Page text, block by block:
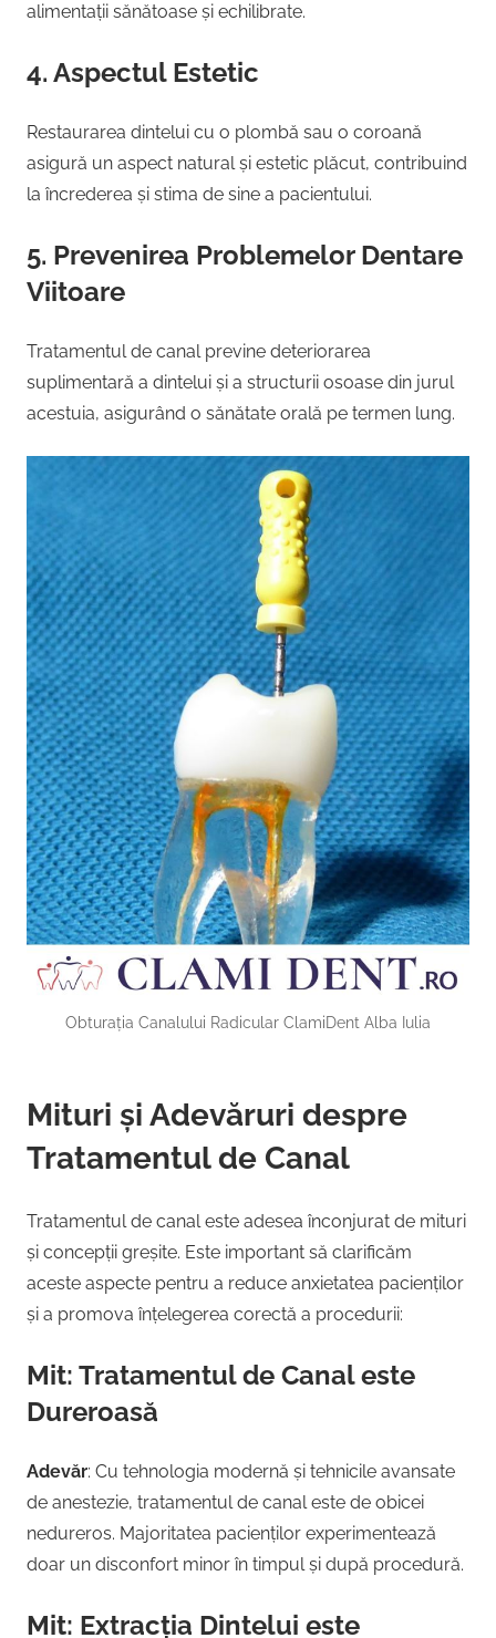
alimentații sănătoase și echilibrate.
4. Aspectul Estetic
Restaurarea dintelui cu o plombă sau o coroană
asigură un aspect natural și estetic plăcut, contribuind
la încrederea și stima de sine a pacientului.
5. Prevenirea Problemelor Dentare
Viitoare
Tratamentul de canal previne deteriorarea
suplimentară a dintelui și a structurii osoase din jurul
acestuia, asigurând o sănătate orală pe termen lung.
Obturația Canalului Radicular ClamiDent Alba Iulia
Mituri și Adevăruri despre
Tratamentul de Canal
Tratamentul de canal este adesea înconjurat de mituri
și concepții greșite. Este important să clarificăm
aceste aspecte pentru a reduce anxietatea pacienților
și a promova înțelegerea corectă a procedurii:
Mit: Tratamentul de Canal este
Dureroasă
Adevăr: Cu tehnologia modernă și tehnicile avansate
de anestezie, tratamentul de canal este de obicei
nedureros. Majoritatea pacienților experimentează
doar un disconfort minor în timpul și după procedură.
Mit: Extracția Dintelui este